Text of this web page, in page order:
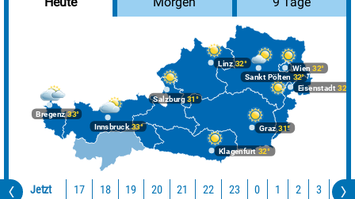
Bregenz33°
Graz31°
Innsbruck33°
Klagenfurt 32°
Linz32°
Salzburg31°
Wien 32°
Eisenstadt 32°
Sankt Pölten 32°
Jetzt 17 18 19 20 21 22 23 0 1 2 3 4